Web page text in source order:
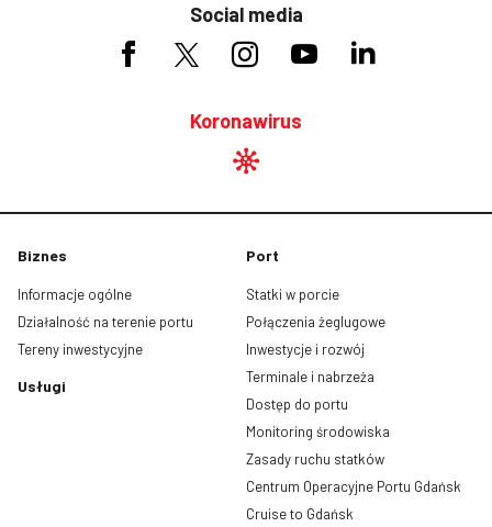
Social media
Koronawirus
Biznes
Informacje ogólne
Działalność na terenie portu
Tereny inwestycyjne
Usługi
Port
Statki w porcie
Połączenia żeglugowe
Inwestycje i rozwój
Terminale i nabrzeża
Dostęp do portu
Monitoring środowiska
Zasady ruchu statków
Centrum Operacyjne Portu Gdańsk
Cruise to Gdańsk